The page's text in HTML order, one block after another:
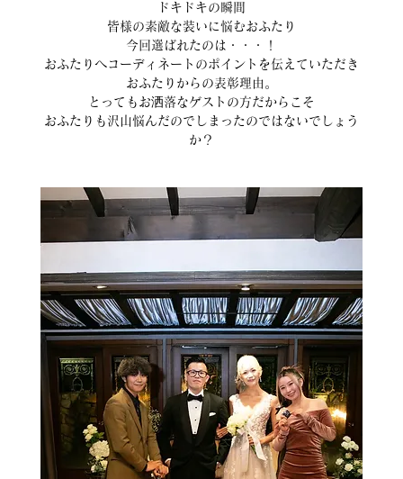
ドキドキの瞬間
皆様の素敵な装いに悩むおふたり
今回選ばれたのは・・・！
おふたりへコーディネートのポイントを伝えていただき
おふたりからの表彰理由。
とってもお洒落なゲストの方だからこそ
おふたりも沢山悩んだのでしまったのではないでしょう
か？